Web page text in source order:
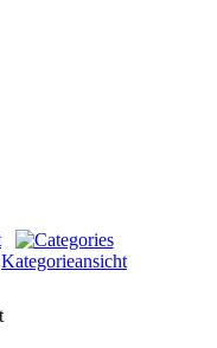
Kategorieansicht